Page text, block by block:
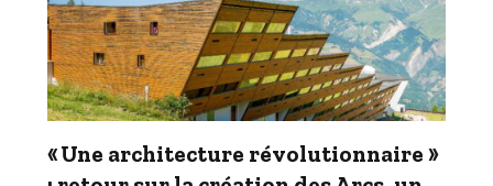
« Une architecture révolutionnaire »